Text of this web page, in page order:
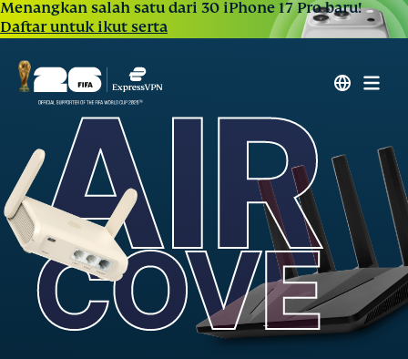
Menangkan salah satu dari 30 iPhone 17 Pro baru!
Daftar untuk ikut serta